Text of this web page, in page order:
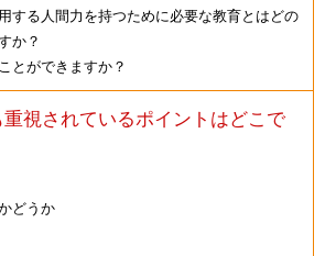
する人間力を持つために必要な教育とはどの
か？
とができますか？
視されているポイントはどこで
どうか